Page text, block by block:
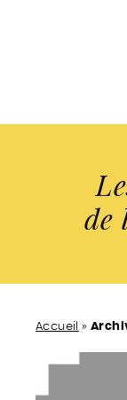
de
Accueil »